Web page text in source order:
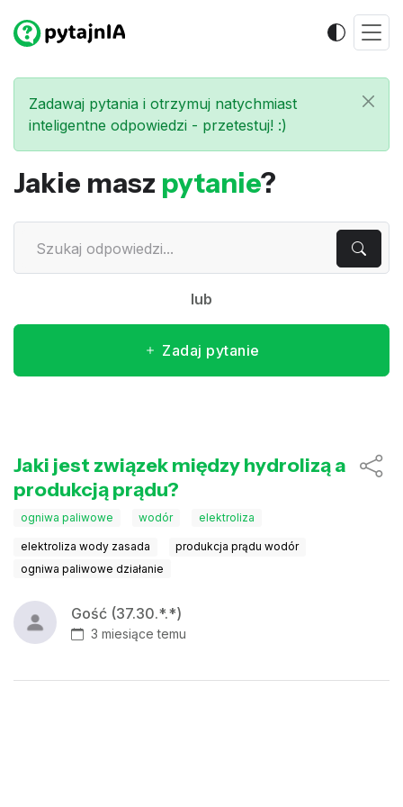
Zadawaj pytania i otrzymuj natychmiast
inteligentne odpowiedzi - przetestuj! :)
Jakie masz pytanie?
lub
Zadaj pytanie
Jaki jest związek między hydrolizą a
produkcją prądu?
ogniwa paliwowe wodór elektroliza
elektroliza wody zasada
produkcja prądu wodór
ogniwa paliwowe działanie
Gość (37.30.*.*)
3 miesiące temu